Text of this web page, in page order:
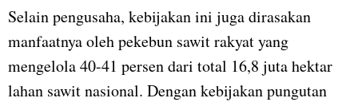
Selain pengusaha, kebijakan ini juga dirasakan
manfaatnya oleh pekebun sawit rakyat yang
mengelola 40-41 persen dari total 16,8 juta hektar
lahan sawit nasional. Dengan kebijakan pungutan